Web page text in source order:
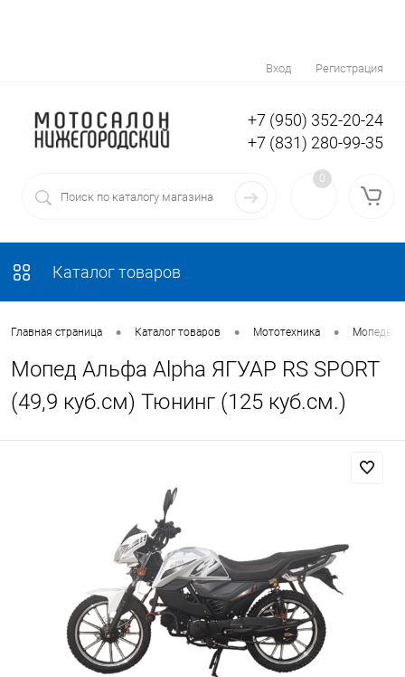
Вход Регистрация
+7 (950) 352-20-24
+7 (831) 280-99-35
0
Каталог товаров
Главная страница • Каталог товаров • Мототехника • Мопеды
Мопед Альфа Alpha ЯГУАР RS SPORT
(49,9 куб.см) Тюнинг (125 куб.см.)